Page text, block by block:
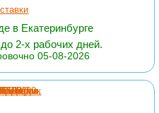
в Екатеринбурге
2-х рабочих дней.
05-08-2026